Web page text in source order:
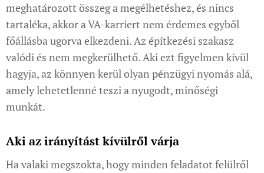
meghatározott összeg a megélhetéshez, és nincs
tartaléka, akkor a VA-karriert nem érdemes egyből
főállásba ugorva elkezdeni. Az építkezési szakasz
valódi és nem megkerülhető. Aki ezt figyelmen kívül
hagyja, az könnyen kerül olyan pénzügyi nyomás alá,
amely lehetetlenné teszi a nyugodt, minőségi
munkát.
Aki az irányítást kívülről várja
Ha valaki megszokta, hogy minden feladatot felülről